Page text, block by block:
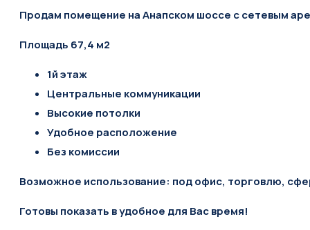
Продам помещение на Анапском шоссе с сетевым
Площадь 67,4 м2
1й этаж
Центральные коммуникации
Высокие потолки
Удобное расположение
Без комиссии
Возможное использование: под офис, торговлю,
Готовы показать в удобное для Вас время!